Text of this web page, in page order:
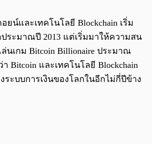
ยน์และเทคโนโลยี Blockchain เริ่ม
ระมาณปี 2013 แต่เริ่มมาให้ความสน
นเกม Bitcoin Billionaire ประมาณ
Bitcoin และเทคโนโลยี Blockchain
ระบบการเงินของโลกในอีกไม่กี่ปีข้าง